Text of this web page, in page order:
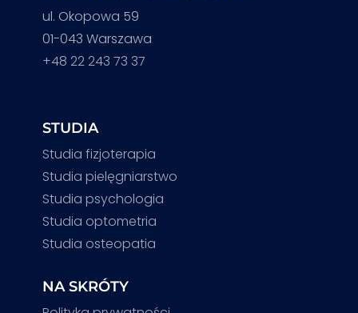
ul. Okopowa 59
01-043 Warszawa
+48 22 243 73 37
STUDIA
Studia fizjoterapia
Studia pielęgniarstwo
Studia psychologia
Studia optometria
Studia osteopatia
NA SKRÓTY